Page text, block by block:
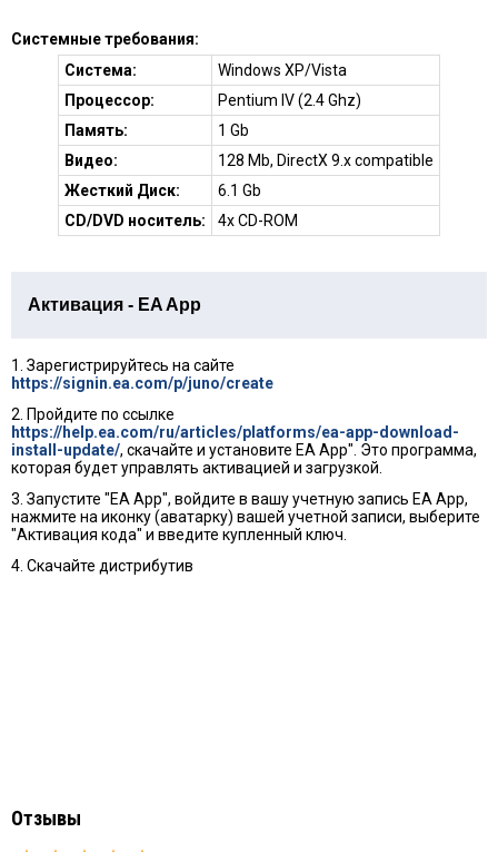
Системные требования:
Система:
Windows XP/Vista
Процессор:
Pentium IV (2.4 Ghz)
Память:
1 Gb
Видео:
128 Mb, DirectX 9.x compatible
Жесткий Диск:
6.1 Gb
СD/DVD носитель:
4x CD-ROM
Активация - EA App
1. Зарегистрируйтесь на сайте
https://signin.ea.com/p/juno/create
2. Пройдите по ссылке
https://help.ea.com/ru/articles/platforms/ea-app-download-
install-update/, скачайте и установите EA App". Это программа,
которая будет управлять активацией и загрузкой.
3. Запустите "EA App", войдите в вашу учетную запись EA App,
нажмите на иконку (аватарку) вашей учетной записи, выберите
"Активация кода" и введите купленный ключ.
4. Скачайте дистрибутив
Отзывы